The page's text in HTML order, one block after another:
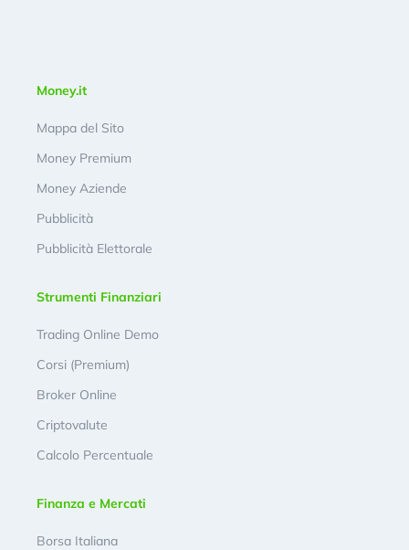
Money.it
Mappa del Sito
Money Premium
Money Aziende
Pubblicità
Pubblicità Elettorale
Strumenti Finanziari
Trading Online Demo
Corsi (Premium)
Broker Online
Criptovalute
Calcolo Percentuale
Finanza e Mercati
Borsa Italiana